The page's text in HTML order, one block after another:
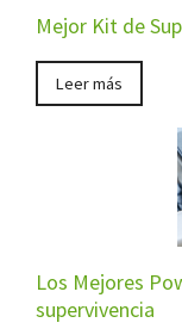
Mejor Kit de
Leer más
Los Mejores
supervivencia